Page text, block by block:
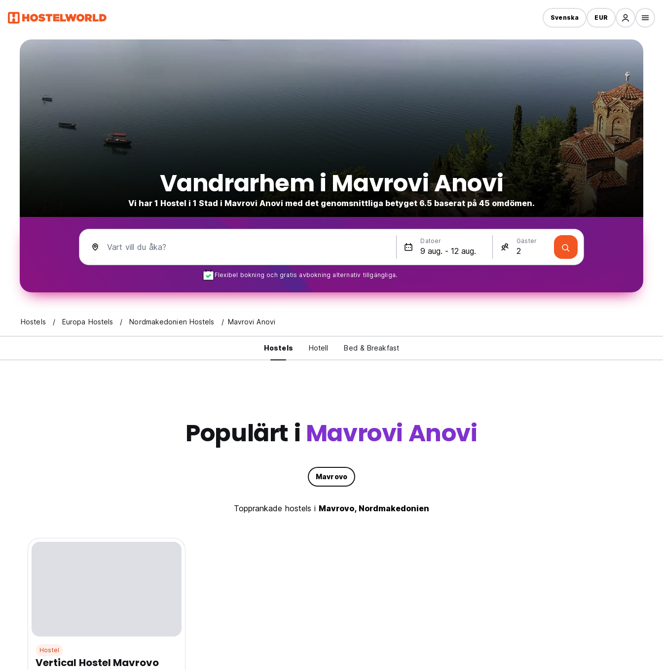
Svenska EUR
Vandrarhem i Mavrovi Anovi
Vi har 1 Hostel i 1 Stad i Mavrovi Anovi med det genomsnittliga betyget 6.5 baserat på 45 omdömen.
Vart vill du åka?
Datoer Gäster
Flexibel bokning och gratis avbokning alternativ tillgängliga.
Hostels Europa Hostels Nordmakedonien Hostels Mavrovi Anovi
Hostels Hotell Bed & Breakfast
Populärt i Mavrovi Anovi
Mavrovo
Topprankade hostels i Mavrovo, Nordmakedonien
Hostel
Vertical Hostel Mavrovo